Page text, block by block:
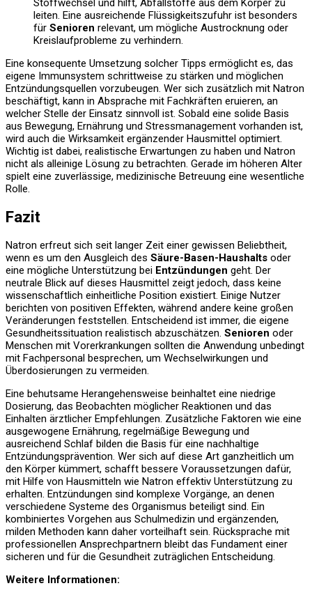
leiten. Eine ausreichende Flüssigkeitszufuhr ist besonders
für Senioren relevant, um mögliche Austrocknung oder
Kreislaufprobleme zu verhindern.
Eine konsequente Umsetzung solcher Tipps ermöglicht es, das
eigene Immunsystem schrittweise zu stärken und möglichen
Entzündungsquellen vorzubeugen. Wer sich zusätzlich mit Natron
beschäftigt, kann in Absprache mit Fachkräften eruieren, an
welcher Stelle der Einsatz sinnvoll ist. Sobald eine solide Basis
aus Bewegung, Ernährung und Stressmanagement vorhanden ist,
wird auch die Wirksamkeit ergänzender Hausmittel optimiert.
Wichtig ist dabei, realistische Erwartungen zu haben und Natron
nicht als alleinige Lösung zu betrachten. Gerade im höheren Alter
spielt eine zuverlässige, medizinische Betreuung eine wesentliche
Rolle.
Fazit
Natron erfreut sich seit langer Zeit einer gewissen Beliebtheit,
wenn es um den Ausgleich des Säure-Basen-Haushalts oder
eine mögliche Unterstützung bei Entzündungen geht. Der
neutrale Blick auf dieses Hausmittel zeigt jedoch, dass keine
wissenschaftlich einheitliche Position existiert. Einige Nutzer
berichten von positiven Effekten, während andere keine großen
Veränderungen feststellen. Entscheidend ist immer, die eigene
Gesundheitssituation realistisch abzuschätzen. Senioren oder
Menschen mit Vorerkrankungen sollten die Anwendung unbedingt
mit Fachpersonal besprechen, um Wechselwirkungen und
Überdosierungen zu vermeiden.
Eine behutsame Herangehensweise beinhaltet eine niedrige
Dosierung, das Beobachten möglicher Reaktionen und das
Einhalten ärztlicher Empfehlungen. Zusätzliche Faktoren wie eine
ausgewogene Ernährung, regelmäßige Bewegung und
ausreichend Schlaf bilden die Basis für eine nachhaltige
Entzündungsprävention. Wer sich auf diese Art ganzheitlich um
den Körper kümmert, schafft bessere Voraussetzungen dafür,
mit Hilfe von Hausmitteln wie Natron effektiv Unterstützung zu
erhalten. Entzündungen sind komplexe Vorgänge, an denen
verschiedene Systeme des Organismus beteiligt sind. Ein
kombiniertes Vorgehen aus Schulmedizin und ergänzenden,
milden Methoden kann daher vorteilhaft sein. Rücksprache mit
professionellen Ansprechpartnern bleibt das Fundament einer
sicheren und für die Gesundheit zuträglichen Entscheidung.
Weitere Informationen: